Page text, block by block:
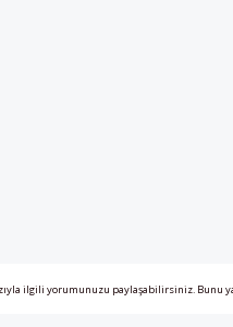
ilgili yorumunuzu paylaşabilirsiniz. Bunu